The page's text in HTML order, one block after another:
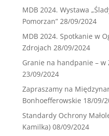
MDB 2024. Wystawa
Pomorzan” 28/09/2024
MDB 2024. Spotkanie w
Zdrojach 28/09/2024
Granie na handpanie – w
23/09/2024
Zapraszamy na
Bonhoefferowskie 18/09/
Standardy Ochrony
Kamilka) 08/09/2024